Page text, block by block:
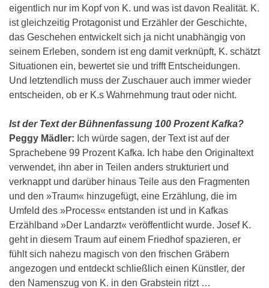
eigentlich nur im Kopf von K. und was ist davon Realität. K.
ist gleichzeitig Protagonist und Erzähler der Geschichte,
das Geschehen entwickelt sich ja nicht unabhängig von
seinem Erleben, sondern ist eng damit verknüpft, K. schätzt
Situationen ein, bewertet sie und trifft Entscheidungen.
Und letztendlich muss der Zuschauer auch immer wieder
entscheiden, ob er K.s Wahrnehmung traut oder nicht.
Ist der Text der Bühnenfassung 100 Prozent Kafka?
Peggy Mädler: Ich würde sagen, der Text ist auf der
Sprachebene 99 Prozent Kafka. Ich habe den Originaltext
verwendet, ihn aber in Teilen anders strukturiert und
verknappt und darüber hinaus Teile aus den Fragmenten
und den »Traum« hinzugefügt, eine Erzählung, die im
Umfeld des »Process« entstanden ist und in Kafkas
Erzählband »Der Landarzt« veröffentlicht wurde. Josef K.
geht in diesem Traum auf einem Friedhof spazieren, er
fühlt sich nahezu magisch von den frischen Gräbern
angezogen und entdeckt schließlich einen Künstler, der
den Namenszug von K. in den Grabstein ritzt …